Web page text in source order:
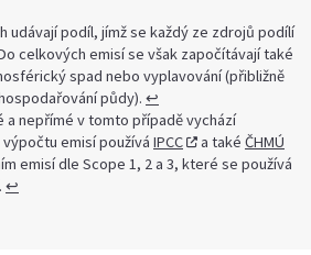
udávají podíl, jímž se každý ze zdrojů podílí
celkových emisí se však započítávají také
spad nebo vyplavování (přibližně
půdy). ↩︎
a nepřímé v tomto případě vychází
emisí používá IPCC a takéČHMÚ
emisí dle Scope 1, 2 a 3, které se používá
↩︎